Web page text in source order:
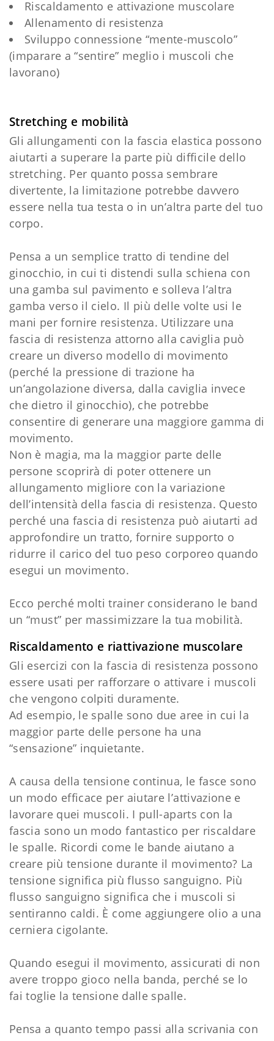
Riscaldamento e attivazione muscolare
Allenamento di resistenza
Sviluppo connessione “mente-muscolo”
(imparare a “sentire” meglio i muscoli che
lavorano)
Stretching e mobilità
Gli allungamenti con la fascia elastica possono
aiutarti a superare la parte più difficile dello
stretching. Per quanto possa sembrare
divertente, la limitazione potrebbe davvero
essere nella tua testa o in un’altra parte del tuo
corpo.
Pensa a un semplice tratto di tendine del
ginocchio, in cui ti distendi sulla schiena con
una gamba sul pavimento e solleva l’altra
gamba verso il cielo. Il più delle volte usi le
mani per fornire resistenza. Utilizzare una
fascia di resistenza attorno alla caviglia può
creare un diverso modello di movimento
(perché la pressione di trazione ha
un’angolazione diversa, dalla caviglia invece
che dietro il ginocchio), che potrebbe
consentire di generare una maggiore gamma di
movimento.
Non è magia, ma la maggior parte delle
persone scoprirà di poter ottenere un
allungamento migliore con la variazione
dell’intensità della fascia di resistenza. Questo
perché una fascia di resistenza può aiutarti ad
approfondire un tratto, fornire supporto o
ridurre il carico del tuo peso corporeo quando
esegui un movimento.
Ecco perché molti trainer considerano le band
un “must” per massimizzare la tua mobilità.
Riscaldamento e riattivazione muscolare
Gli esercizi con la fascia di resistenza possono
essere usati per rafforzare o attivare i muscoli
che vengono colpiti duramente.
Ad esempio, le spalle sono due aree in cui la
maggior parte delle persone ha una
“sensazione” inquietante.
A causa della tensione continua, le fasce sono
un modo efficace per aiutare l’attivazione e
lavorare quei muscoli. I pull-aparts con la
fascia sono un modo fantastico per riscaldare
le spalle. Ricordi come le bande aiutano a
creare più tensione durante il movimento? La
tensione significa più flusso sanguigno. Più
flusso sanguigno significa che i muscoli si
sentiranno caldi. È come aggiungere olio a una
cerniera cigolante.
Quando esegui il movimento, assicurati di non
avere troppo gioco nella banda, perché se lo
fai toglie la tensione dalle spalle.
Pensa a quanto tempo passi alla scrivania con